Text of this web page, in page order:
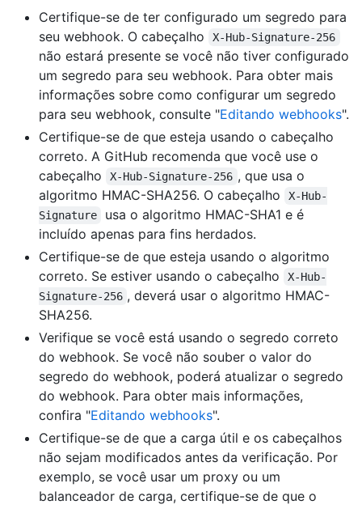
Certifique-se de ter configurado um segredo para
seu webhook. O cabeçalho
X-Hub-Signature-256
não estará presente se você não tiver configurado
um segredo para seu webhook. Para obter mais
informações sobre como configurar um segredo
para seu webhook, consulte "Editando webhooks".
Certifique-se de que esteja usando o cabeçalho
correto. A GitHub recomenda que você use o
cabeçalho
X-Hub-Signature-256 , que usa o
algoritmo HMAC-SHA256. O cabeçalho
X-Hub-
Signature
usa o algoritmo HMAC-SHA1 e é
incluído apenas para fins herdados.
Certifique-se de que esteja usando o algoritmo
correto. Se estiver usando o cabeçalho
X-Hub-
Signature-256 , deverá usar o algoritmo HMAC-
SHA256.
Verifique se você está usando o segredo correto
do webhook. Se você não souber o valor do
segredo do webhook, poderá atualizar o segredo
do webhook. Para obter mais informações,
confira "Editando webhooks".
Certifique-se de que a carga útil e os cabeçalhos
não sejam modificados antes da verificação. Por
exemplo, se você usar um proxy ou um
balanceador de carga, certifique-se de que o